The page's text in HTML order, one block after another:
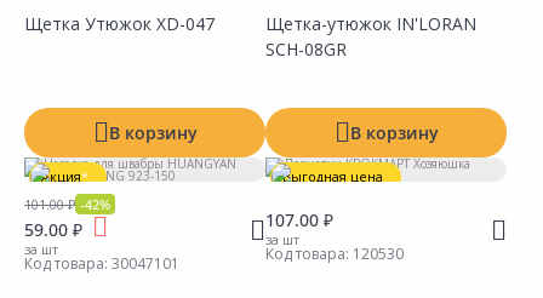
Щетка Утюжок XD-047
В корзину
Щетка-утюжок IN'LORAN
SCH-08GR
В корзину
Акция*
101.00 ₽ -42%
59.00 ₽
за шт
Код товара: 30047101
Выгодная цена
107.00 ₽
за шт
Код товара: 120530